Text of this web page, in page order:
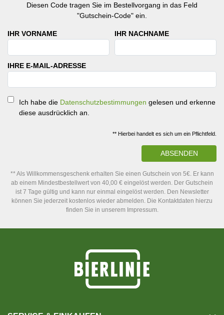
Diesen Code tragen Sie im Bestellvorgang in das Feld
"Gutschein-Code" ein.
IHR VORNAME IHR NACHNAME
IHRE E-MAIL-ADRESSE
Ich habe die Datenschutzbestimmungen gelesen und erkenne
diese ausdrücklich an.
** Hierbei handelt es sich um ein Pflichtfeld.
ABSENDEN
** Als Willkommensgeschenk erhalten Sie einen Gutschein von 5€. Er kann
ab einem Mindestbestellwert von 40,00 € eingelöst werden. Der Gutschein
ist 7 Tage gültig und kann nur einmal eingelöst werden. Den Newsletter
können Sie jederzeit kostenlos wieder abmelden. Die Kontaktdaten hierzu
finden Sie in unserem Impressum.